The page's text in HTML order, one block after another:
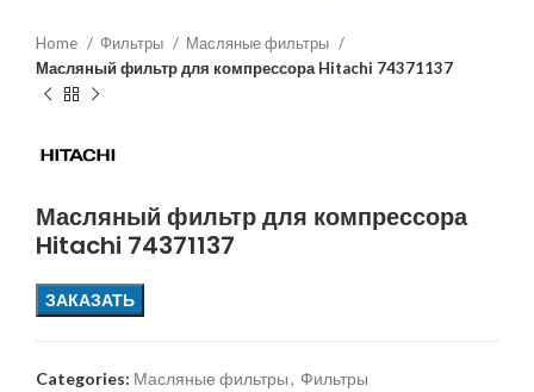
Home Фильтры
Масляные фильтры
Масляный фильтр для компрессора Hitachi 74371137
Масляный фильтр для компрессора
Hitachi 74371137
ЗАКАЗАТЬ
Categories: Масляные фильтры, Фильтры